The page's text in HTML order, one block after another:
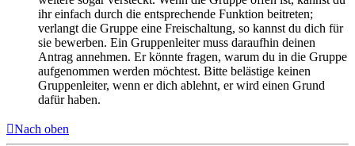
ihr einfach durch die entsprechende Funktion beitreten;
verlangt die Gruppe eine Freischaltung, so kannst du dich für
sie bewerben. Ein Gruppenleiter muss daraufhin deinen
Antrag annehmen. Er könnte fragen, warum du in die Gruppe
aufgenommen werden möchtest. Bitte belästige keinen
Gruppenleiter, wenn er dich ablehnt, er wird einen Grund
dafür haben.
Nach oben